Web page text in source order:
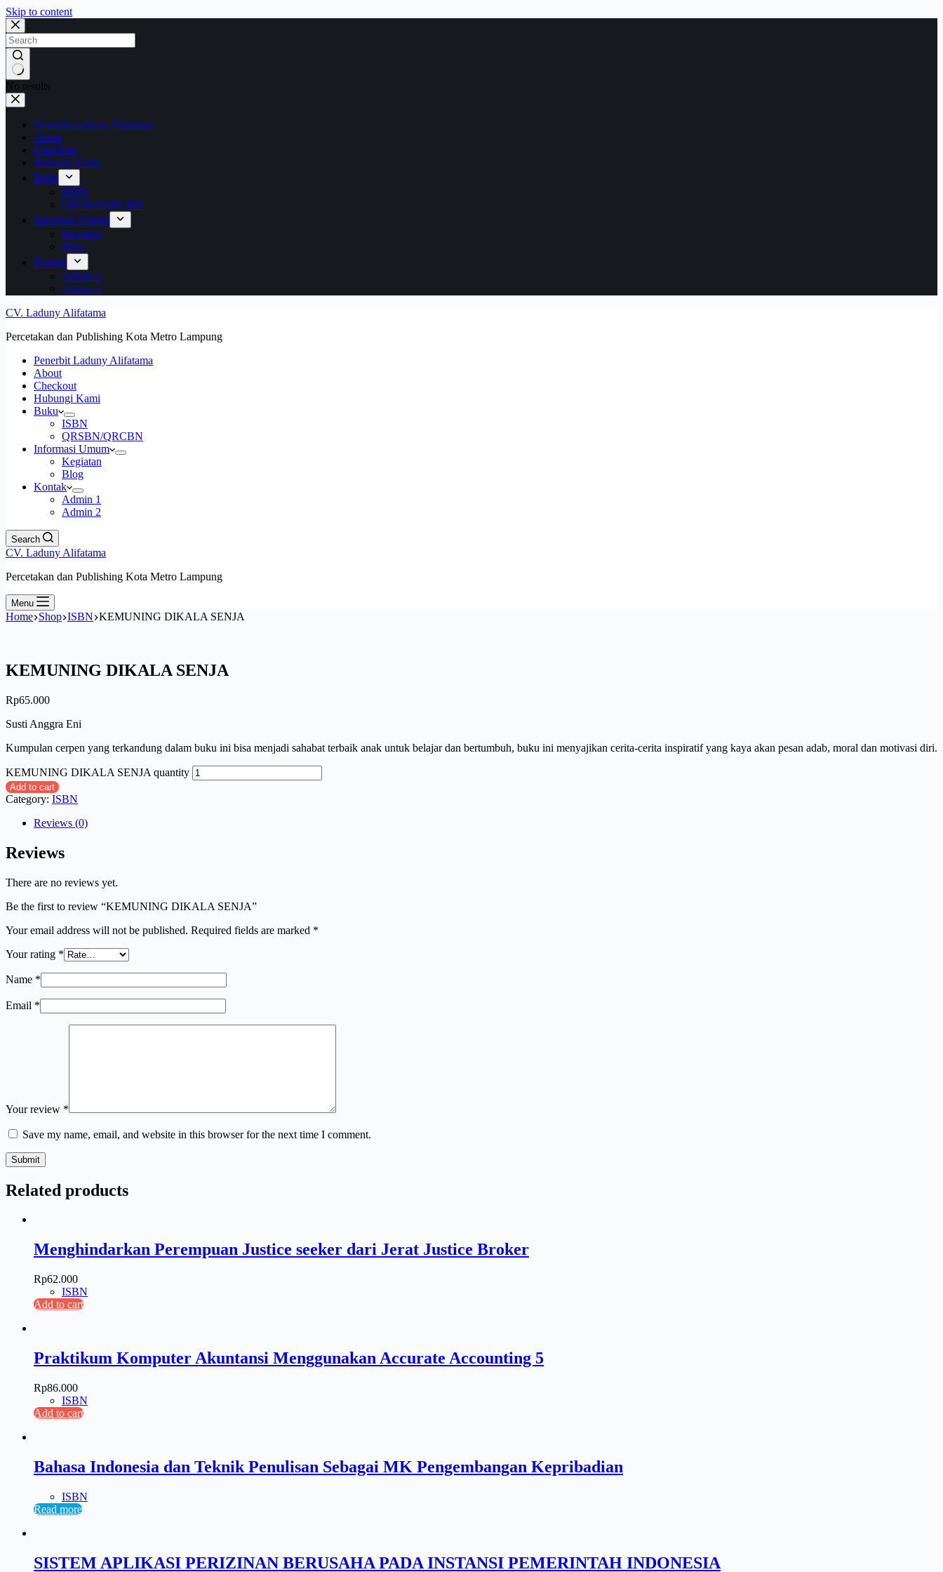
Skip to content
No results
Penerbit Laduny Alifatama
About
Checkout
Hubungi Kami
Buku
ISBN
QRSBN/QRCBN
Informasi Umum
Kegiatan
Blog
Kontak
Admin 1
Admin 2
CV. Laduny Alifatama
Percetakan dan Publishing Kota Metro Lampung
Penerbit Laduny Alifatama
About
Checkout
Hubungi Kami
Buku
ISBN
QRSBN/QRCBN
Informasi Umum
Kegiatan
Blog
Kontak
Admin 1
Admin 2
Search
CV. Laduny Alifatama
Percetakan dan Publishing Kota Metro Lampung
Menu
Home Shop ISBN KEMUNING DIKALA SENJA
KEMUNING DIKALA SENJA
Rp65.000
Susti Anggra Eni
Kumpulan cerpen yang terkandung dalam buku ini bisa menjadi sahabat terbaik anak untuk belajar dan bertumbuh, buku ini menyajikan cerita-cerita inspiratif yang kaya akan pesan adab, moral dan motivasi diri.
KEMUNING DIKALA SENJA quantity
Add to cart
Category: ISBN
Reviews (0)
Reviews
There are no reviews yet.
Be the first to review “KEMUNING DIKALA SENJA”
Your email address will not be published. Required fields are marked *
Your rating *
Name *
Email *
Your review *
Save my name, email, and website in this browser for the next time I comment.
Submit
Related products
Menghindarkan Perempuan Justice seeker dari Jerat Justice Broker
Rp62.000
ISBN
Add to cart
Praktikum Komputer Akuntansi Menggunakan Accurate Accounting 5
Rp86.000
ISBN
Add to cart
Bahasa Indonesia dan Teknik Penulisan Sebagai MK Pengembangan Kepribadian
ISBN
Read more
SISTEM APLIKASI PERIZINAN BERUSAHA PADA INSTANSI PEMERINTAH INDONESIA